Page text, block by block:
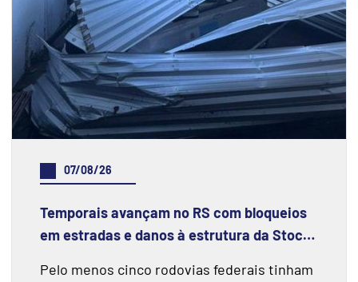
07/08/26
Temporais avançam no RS com bloqueios
em estradas e danos à estrutura da Stock
Pelo menos cinco rodovias federais tinham